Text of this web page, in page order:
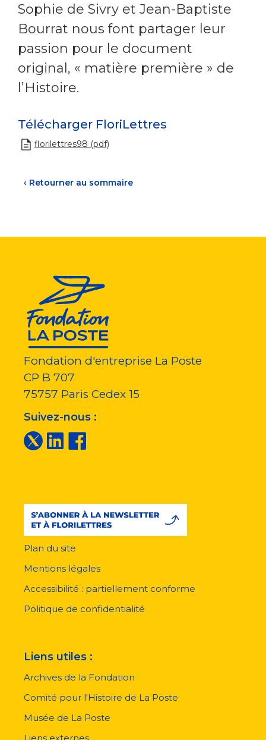
Sophie de Sivry et Jean-Baptiste
Bourrat nous font partager leur
passion pour le document
original, « matière première » de
l’Histoire.
Télécharger FloriLettres
florilettres98 (pdf)
‹ Retourner au sommaire
Fondation d'entreprise La Poste
CP B 707
75757 Paris Cedex 15
Suivez-nous :
pied
page
Plan du site
Mentions légales
Accessibilité : partiellement conforme
Politique de confidentialité
Liens utiles :
Archives de la Fondation
Comité pour l'Histoire de La Poste
Musée de La Poste